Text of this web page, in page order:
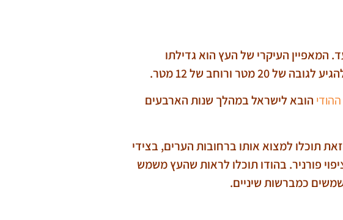
המאפיין העיקרי של העץ הוא גדילתו
ורוחב של 12 מטר.
הובא לישראל במהלך שנות הארבעים
תוכלו למצוא אותו ברחובות הערים, בצידי
פורניר. בהודו תוכלו לראות שהעץ משמש
כמברשות שיניים.